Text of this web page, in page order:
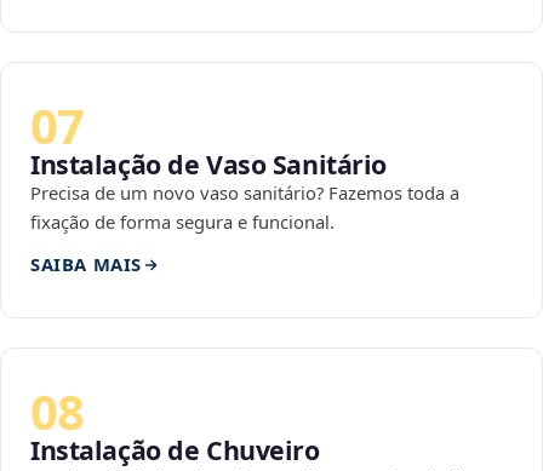
07
Instalação de Vaso Sanitário
Precisa de um novo vaso sanitário? Fazemos toda a
fixação de forma segura e funcional.
SAIBA MAIS
08
Instalação de Chuveiro